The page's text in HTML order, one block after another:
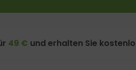
49 € und erhalten Sie